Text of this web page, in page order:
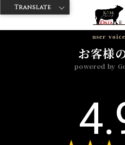
神戸牛ダイヤ > 神戸牛ダイア 築地店 >
user voice
お客様
powered by
Translate